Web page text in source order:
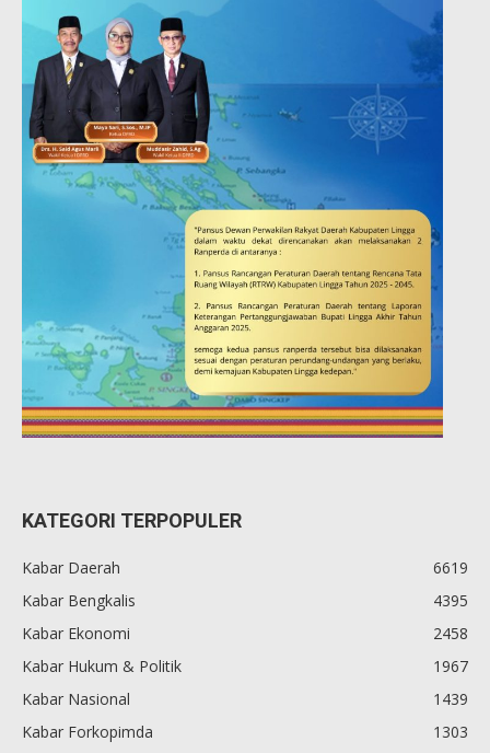
KATEGORI TERPOPULER
Kabar Daerah
6619
Kabar Bengkalis
4395
Kabar Ekonomi
2458
Kabar Hukum & Politik
1967
Kabar Nasional
1439
Kabar Forkopimda
1303